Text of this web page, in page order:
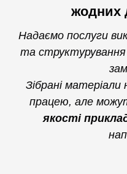
жодних
Надаємо послуги
та структурування
Зібрані
працею, але
якості